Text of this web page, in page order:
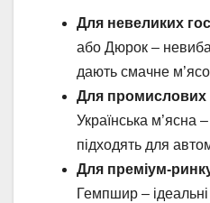
Для невеликих
або Дюрок –
дають смачне
Для
Українська м’ясна
підходять для
Для преміум-
Гемпшир –